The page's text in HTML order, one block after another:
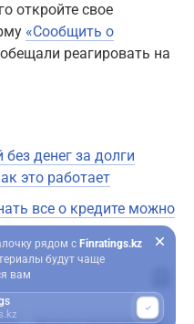
откройте свое
«Сообщить о
реагировать на
без денег за долги
это работает
все о кредите можно
рядом с Finratings.kz
будут чаще
вам